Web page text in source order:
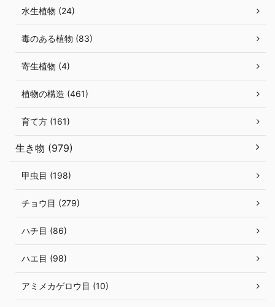
水生植物 (24)
毒のある植物 (83)
寄生植物 (4)
植物の構造 (461)
育て方 (161)
生き物 (979)
甲虫目 (198)
チョウ目 (279)
ハチ目 (86)
ハエ目 (98)
アミメカゲロウ目 (10)